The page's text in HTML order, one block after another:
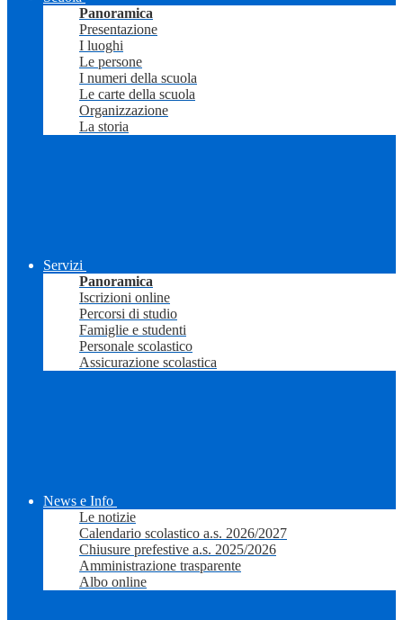
Panoramica
Presentazione
I luoghi
Le persone
I numeri della scuola
Le carte della scuola
Organizzazione
La storia
Servizi
Panoramica
Iscrizioni online
Percorsi di studio
Famiglie e studenti
Personale scolastico
Assicurazione scolastica
News e Info
Le notizie
Calendario scolastico a.s. 2026/2027
Chiusure prefestive a.s. 2025/2026
Amministrazione trasparente
Albo online